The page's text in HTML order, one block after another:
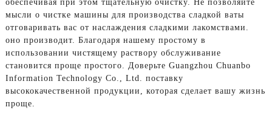
обеспечивая при этом тщательную очистку. Не позволяйте
мысли о чистке машины для производства сладкой ваты
отговаривать вас от наслаждения сладкими лакомствами.
оно производит. Благодаря нашему простому в
использовании чистящему раствору обслуживание
становится проще простого. Доверьте Guangzhou Chuanbo
Information Technology Co., Ltd. поставку
высококачественной продукции, которая сделает вашу жизнь
проще.